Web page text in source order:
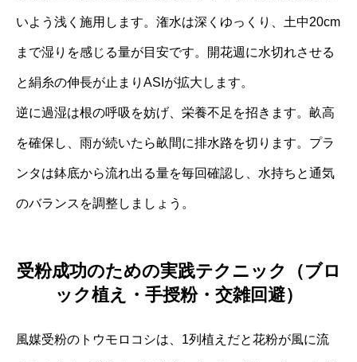
いよう浅く施用します。潅水は深くゆっくり、土中20cm
まで湿りを感じる量が目安です。開花週に水切れさせる
と絹糸の伸長が止まりASIが拡大します。
逆に過湿は根の呼吸を妨げ、栄養不足を招きます。畝高
を確保し、雨が続いたら畝間に排水路を切ります。プラ
ンタは鉢底から流れ出る量を毎回確認し、水持ちと通気
のバランスを調整しましょう。
受粉成功のための実践テクニック（ブロ
ック植え・手授粉・交雑回避）
風媒受粉のトウモロコシは、1列植えだと花粉が風に流